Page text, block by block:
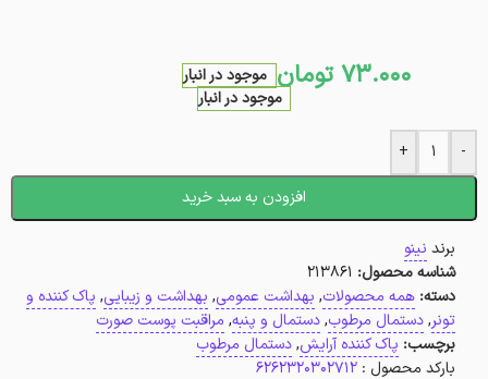
73.000 تومان موجود در انبار
موجود در انبار
-
+
افزودن به سبد خرید
برند نینو
شناسه محصول: 213861
دسته: همه محصولات, بهداشت عمومی, بهداشت و زیبایی, پاک کننده و
تونر,دستمال مرطوب,دستمال و پنبه, مراقبت پوست صورت
برچسب: پاک کننده آرایش,دستمال مرطوب
بارکد محصول : 6262320302712